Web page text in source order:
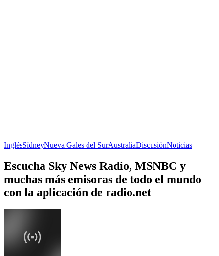
InglésSídneyNueva Gales del SurAustraliaDiscusiónNoticias
Escucha Sky News Radio, MSNBC y
muchas más emisoras de todo el mundo
con la aplicación de radio.net